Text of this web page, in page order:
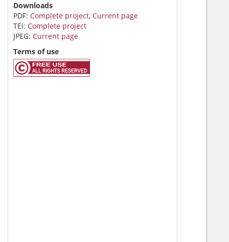
Downloads
PDF: Complete project, Current page
TEI: Complete project
JPEG: Current page
Terms of use